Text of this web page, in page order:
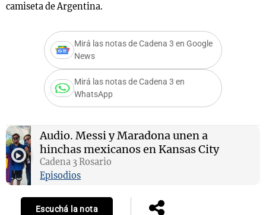
camiseta de Argentina.
Mirá las notas de Cadena 3 en Google
News
Mirá las notas de Cadena 3 en
WhatsApp
Audio. Messi y Maradona unen a
hinchas mexicanos en Kansas City
Cadena 3 Rosario
Episodios
Escuchá la nota